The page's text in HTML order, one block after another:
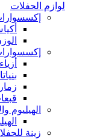
لوازم الحفلات
الهيليوم
زينة